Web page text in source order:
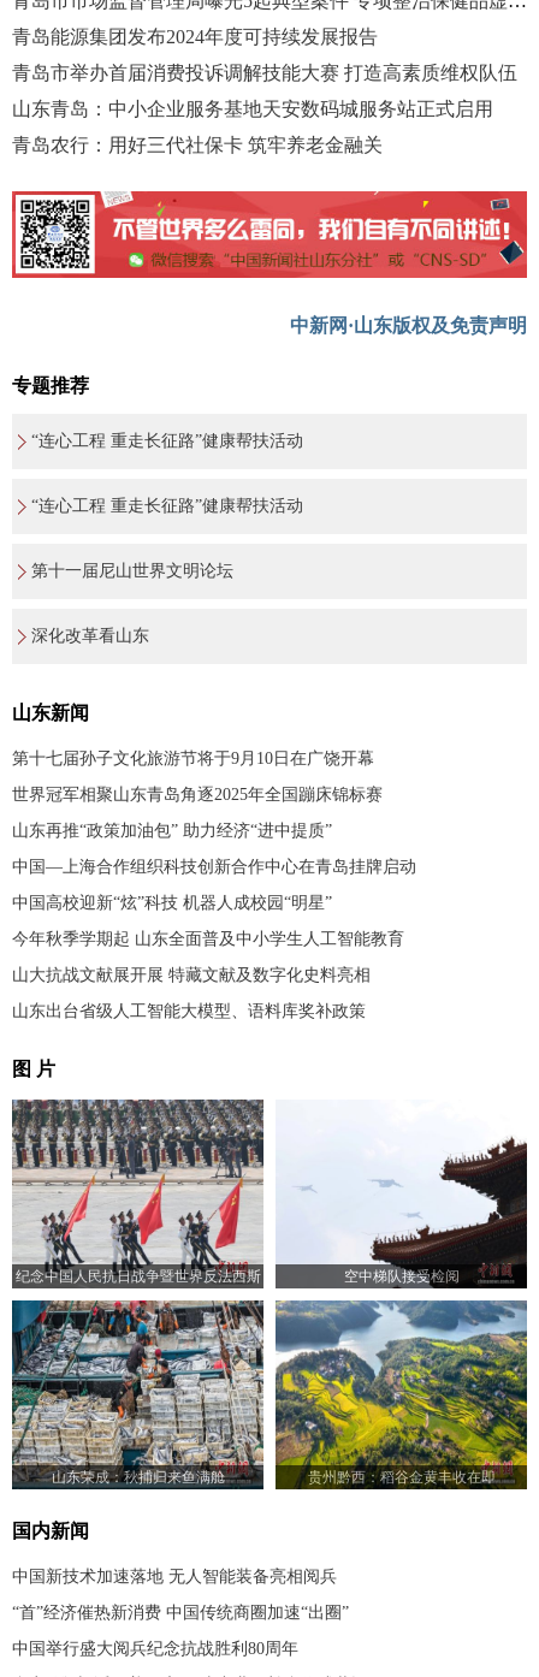
青岛能源集团发布2024年度可持续发展报告
青岛市举办首届消费投诉调解技能大赛 打造高素质维权队伍
山东青岛：中小企业服务基地天安数码城服务站正式启用
青岛农行：用好三代社保卡 筑牢养老金融关
中新网·山东版权及免责声明
专题推荐
“连心工程 重走长征路”健康帮扶活动
“连心工程 重走长征路”健康帮扶活动
第十一届尼山世界文明论坛
深化改革看山东
山东新闻
第十七届孙子文化旅游节将于9月10日在广饶开幕
世界冠军相聚山东青岛角逐2025年全国蹦床锦标赛
山东再推“政策加油包” 助力经济“进中提质”
中国—上海合作组织科技创新合作中心在青岛挂牌启动
中国高校迎新“炫”科技 机器人成校园“明星”
今年秋季学期起 山东全面普及中小学生人工智能教育
山大抗战文献展开展 特藏文献及数字化史料亮相
山东出台省级人工智能大模型、语料库奖补政策
图 片
纪念中国人民抗日战争暨世界反法西斯
战争胜利80周年大会举行
空中梯队接受检阅
山东荣成：秋捕归来鱼满舱 贵州黔西：稻谷金黄丰收在即
国内新闻
中国新技术加速落地 无人智能装备亮相阅兵
“首”经济催热新消费 中国传统商圈加速“出圈”
中国举行盛大阅兵纪念抗战胜利80周年